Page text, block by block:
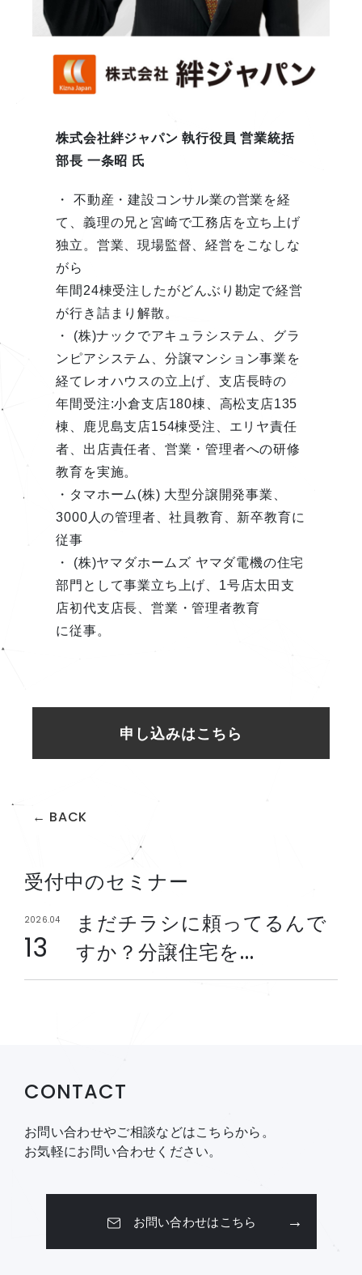
株式会社絆ジャパン執行役員 営業統括
部長 一条昭 氏
・ 不動産・建設コンサル業の営業を経
て、義理の兄と宮崎で工務店を立ち上げ
独立。営業、現場監督、経営をこなしな
がら
年間24棟受注したがどんぶり勘定で経営
が行き詰まり解散。
・ (株)ナックでアキュラシステム、グラ
ンピアシステム、分譲マンション事業を
経てレオハウスの立上げ、支店長時の
年間受注:小倉支店180棟、高松支店135
棟、鹿児島支店154棟受注、エリヤ責任
者、出店責任者、営業・管理者への研修
教育を実施。
・タマホーム(株) 大型分譲開発事業、
3000人の管理者、社員教育、新卒教育に
従事
・ (株)ヤマダホームズ ヤマダ電機の住宅
部門として事業立ち上げ、1号店太田支
店初代支店長、営業・管理者教育
に従事。
申し込みはこちら
← BACK
受付中のセミナー
2026.04
13
まだチラシに頼ってるんで
すか？分譲住宅を...
CONTACT
お問い合わせやご相談などはこちらから。
お気軽にお問い合わせください。
お問い合わせはこちら